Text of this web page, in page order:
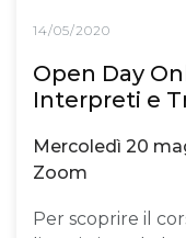
14/05/2020
Open Day
Interpreti e
Mercoledì 20
Zoom
Per scoprire il